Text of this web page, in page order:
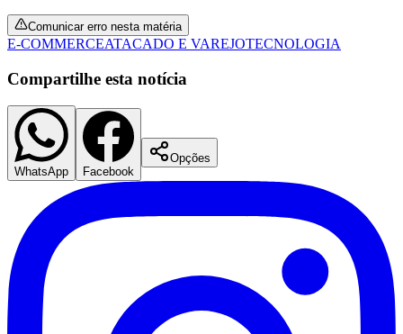
Palmeiras
Comunicar erro nesta matéria
E-COMMERCEATACADO E VAREJOTECNOLOGIA
Compartilhe esta notícia
WhatsApp Facebook
Opções